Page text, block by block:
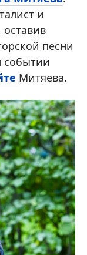
и
оставив
песни
событии
Митяева.